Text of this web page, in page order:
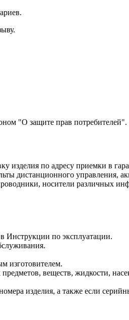
"О защите прав
изделия по адресу приемки в
дистанционного управления,
носители различных
Инструкции по эксплуатации.
изготовителем.
веществ, жидкости,
изделия, а также если